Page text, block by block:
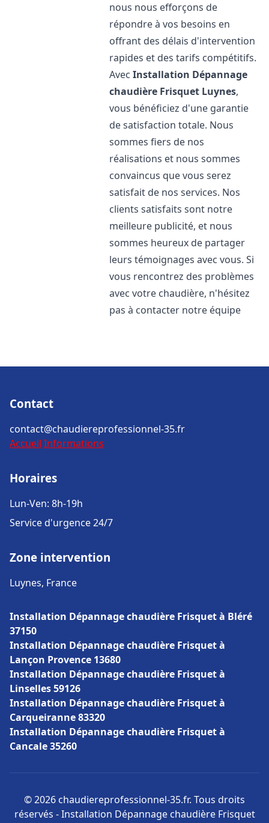
nous nous efforçons de
répondre à vos besoins en
offrant des délais d'intervention
rapides et des tarifs compétitifs.
AvecInstallation Dépannage
chaudière Frisquet Luynes,
vous bénéficiez d'une garantie
de satisfaction totale. Nous
sommes fiers de nos
réalisations et nous sommes
convaincus que vous serez
satisfait de nos services. Nos
clients satisfaits sont notre
meilleure publicité, et nous
sommes heureux de partager
leurs témoignages avec vous. Si
vous rencontrez des problèmes
avec votre chaudière, n'hésitez
pas à contacter notre équipe
Contact
contact@chaudiereprofessionnel-35.fr
Accueil Informations
Horaires
Lun-Ven: 8h-19h
Service d'urgence 24/7
Zone intervention
Luynes, France
Installation Dépannage chaudière Frisquet à Bléré
37150
Installation Dépannage chaudière Frisquet à
Lançon Provence 13680
Installation Dépannage chaudière Frisquet à
Linselles 59126
Installation Dépannage chaudière Frisquet à
Carqueiranne 83320
Installation Dépannage chaudière Frisquet à
Cancale 35260
© 2026 chaudiereprofessionnel-35.fr. Tous droits
réservés - Installation Dépannage chaudière Frisquet